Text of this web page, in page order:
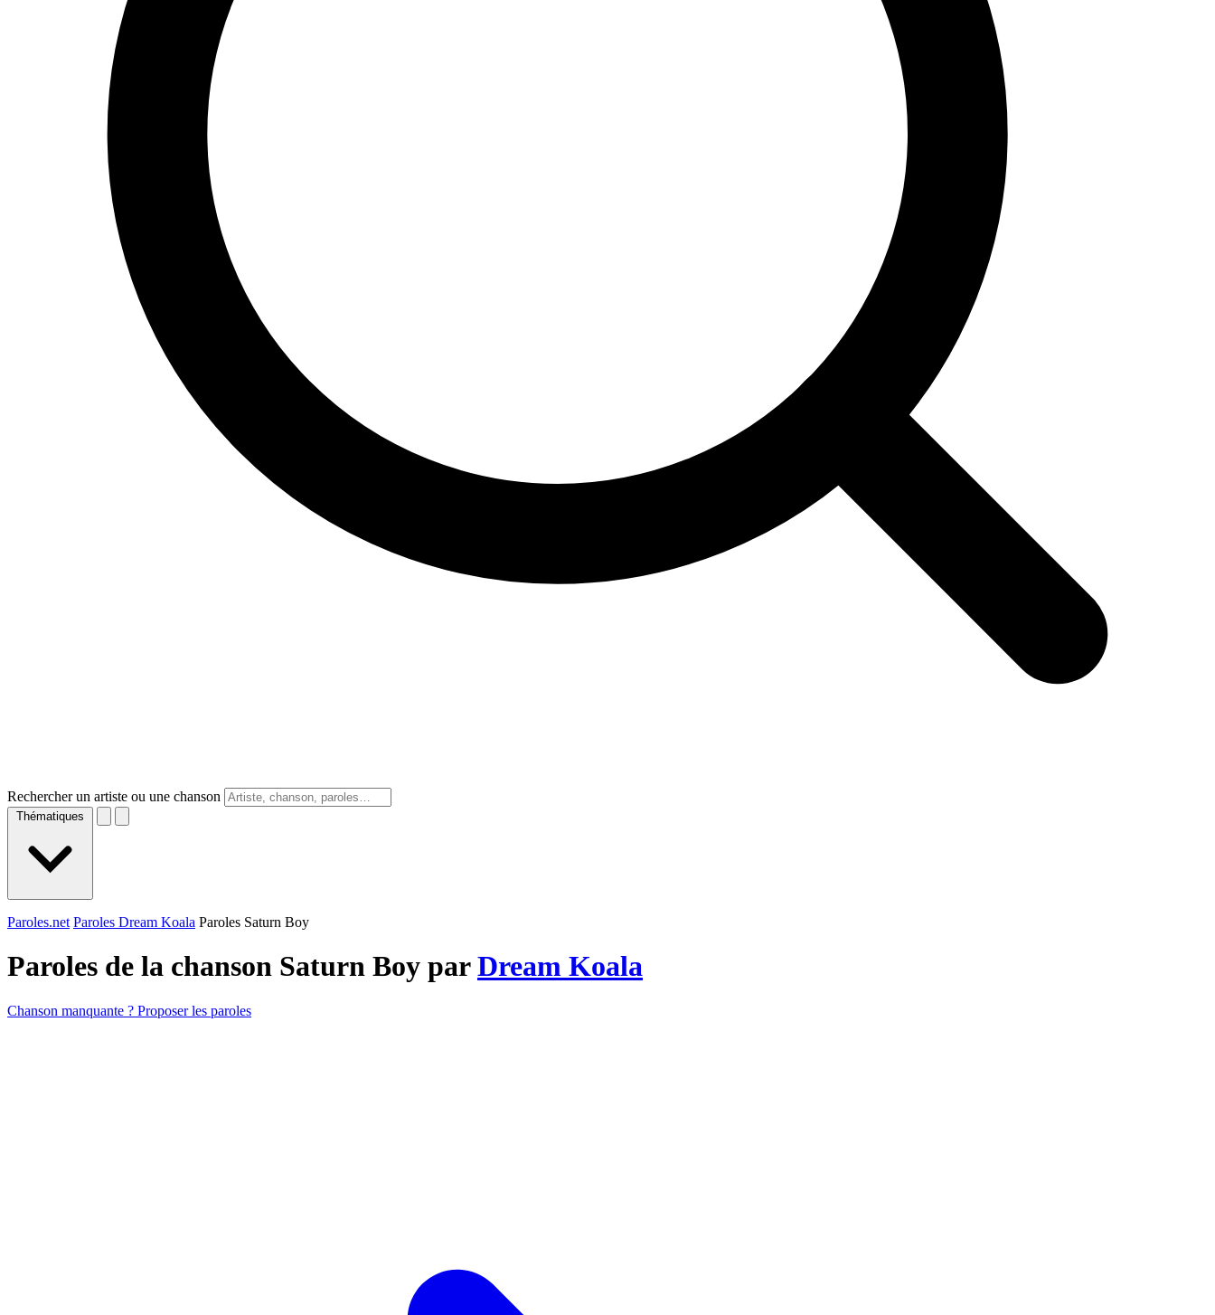
Rechercher un artiste ou une chanson
Thématiques
Paroles.net Paroles Dream Koala Paroles Saturn Boy
Paroles de la chanson Saturn Boy parDream Koala
Chanson manquante ? Proposer les paroles